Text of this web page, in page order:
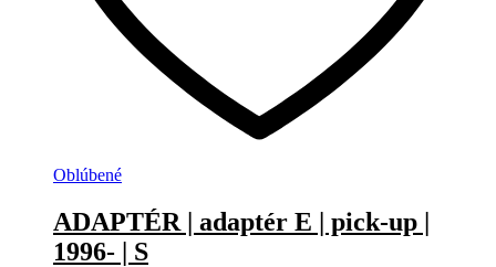
Oblúbené
ADAPTÉR | adaptér E | pick-up |
1996- | S